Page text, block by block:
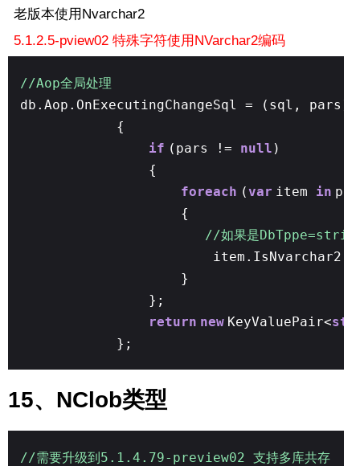
老版本使用Nvarchar2
5.1.2.5-pview02 特殊字符使用NVarchar2编码
//Aop全局处理
db.Aop.OnExecutingChangeSql = (sql, pars)
{
if (pars != null )
{
foreach (var item in
{
//如果是
item.IsNvarchar2
}
};
return new KeyValuePair<
};
15、NClob类型
//需要升级到5.1.4.79-preview02 支持多库共存